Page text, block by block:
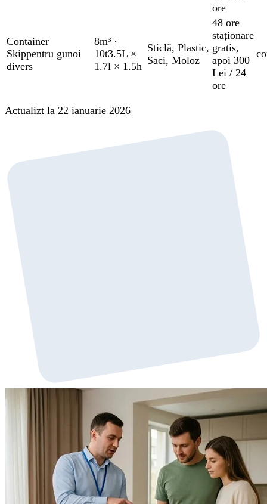
ore
Container
Skippentru gunoi
divers
8m³ ·
10t3.5L ×
1.7l × 1.5h
Sticlă, Plastic,
Saci, Moloz
48 ore
staționare
gratis,
apoi 300
Lei / 24
ore
Actualizt la 22 ianuarie 2026